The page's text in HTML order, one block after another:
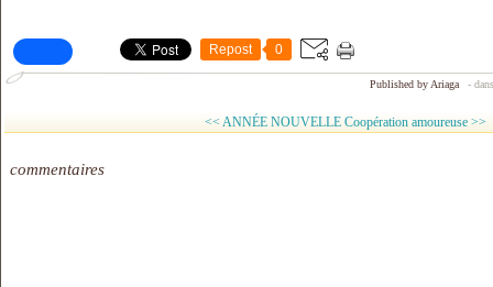
Repost 0
Published by Ariaga -
<< ANNÉE NOUVELLE Coopération amoureuse >>
commentaires